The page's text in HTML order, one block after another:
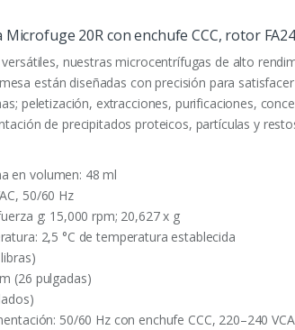
20R con enchufe CCC, rotor
nuestras microcentrífugas de alto
están diseñadas con precisión para
peletización, extracciones, purificaciones,
de precipitados proteicos, partículas y
en volumen: 48 ml
50/60 Hz
g: 15,000 rpm; 20,627 x g
2,5 °C de temperatura establecida
(26 pulgadas)
50/60 Hz con enchufe CCC, 220–240